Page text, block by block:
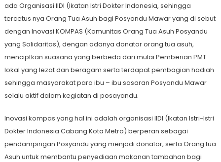
ada Organisasi IIDI (Ikatan Istri Dokter Indonesia, sehingga
tercetus nya Orang Tua Asuh bagi Posyandu Mawar yang di sebut
dengan Inovasi KOMPAS (Komunitas Orang Tua Asuh Posyandu
yang Solidaritas), dengan adanya donator orang tua asuh,
menciptkan suasana yang berbeda dari mulai Pemberian PMT
lokal yang lezat dan beragam serta terdapat pembagian hadiah
sehingga masyarakat para ibu – ibu sasaran Posyandu Mawar
selalu aktif dalam kegiatan di posayandu.
Inovasi kompas yang hal ini adalah organisasi IIDI (Ikatan Istri-Istri
Dokter Indonesia Cabang Kota Metro) berperan sebagai
pendampingan Posyandu yang menjadi donator, serta Orang tua
Asuh untuk membantu penyediaan makanan tambahan bagi